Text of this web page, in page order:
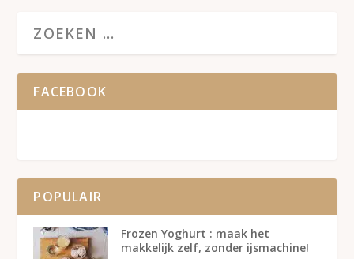
FACEBOOK
POPULAIR
Frozen Yoghurt : maak het
makkelijk zelf, zonder ijsmachine!